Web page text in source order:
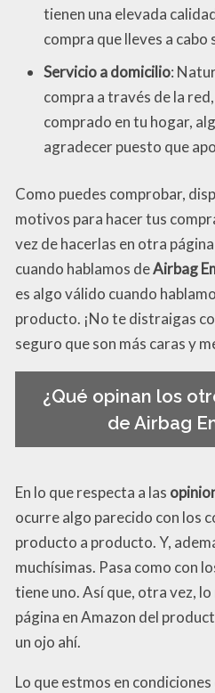
tienen una elevada
compra que lleves a
Servicio a domicilio:
compra a través de la
comprado en tu hogar,
agradecer puesto que
Como puedes comprobar,
motivos para hacer tus
vez de hacerlas en otra
cuando hablamos deAirbag
es algo válido cuando
producto. ¡No te distraigas
seguro que son más caras y
¿Qué opinan los
de Airbag
En lo que respecta a las
ocurre algo parecido con los
producto a producto. Y,
muchísimas. Pasa como con
tiene uno. Así que, otra vez, lo
página en Amazon del
un ojo ahí.
Lo que estmos en